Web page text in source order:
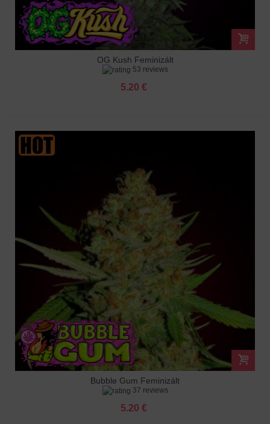
OG Kush Feminizált
53 reviews
5.20 €
Bubble Gum Feminizált
37 reviews
5.20 €